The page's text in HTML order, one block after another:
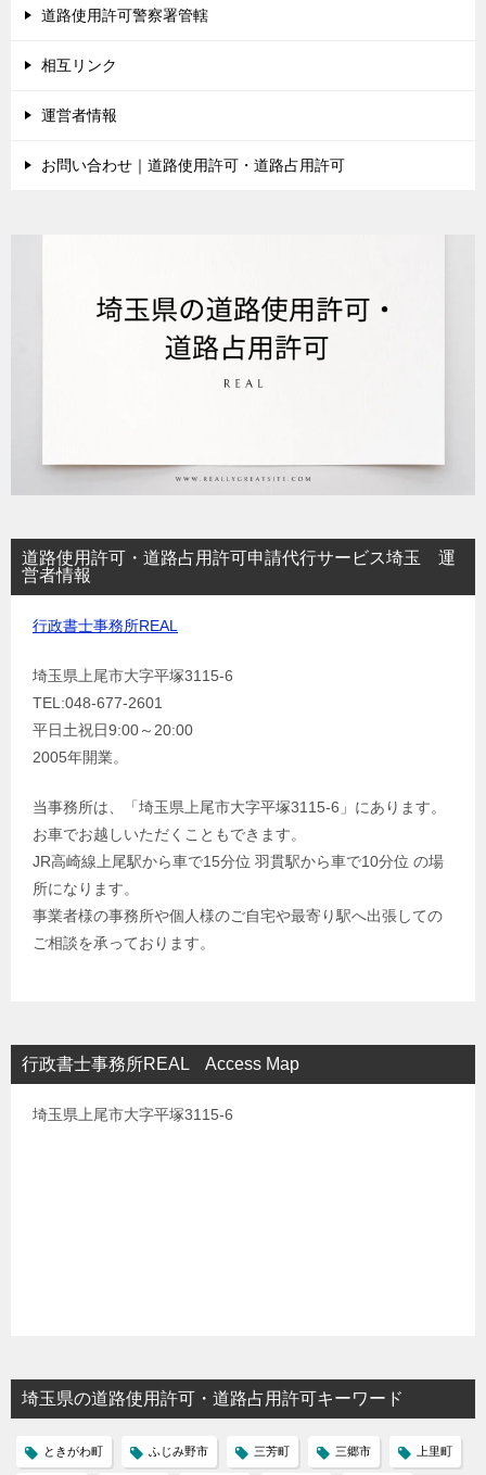
道路使用許可警察署管轄
相互リンク
運営者情報
お問い合わせ｜道路使用許可・道路占用許可
道路使用許可・道路占用許可申請代行サービス埼玉 運
営者情報
行政書士事務所REAL
埼玉県上尾市大字平塚3115-6
TEL:048-677-2601
平日土祝日9:00～20:00
2005年開業。
当事務所は、「埼玉県上尾市大字平塚3115-6」にあります。
お車でお越しいただくこともできます。
JR高崎線上尾駅から車で15分位 羽貫駅から車で10分位 の場
所になります。
事業者様の事務所や個人様のご自宅や最寄り駅へ出張しての
ご相談を承っております。
行政書士事務所REAL Access Map
埼玉県上尾市大字平塚3115-6
埼玉県の道路使用許可・道路占用許可キーワード
ときがわ町 ふじみ野市 三芳町 三郷市 上里町